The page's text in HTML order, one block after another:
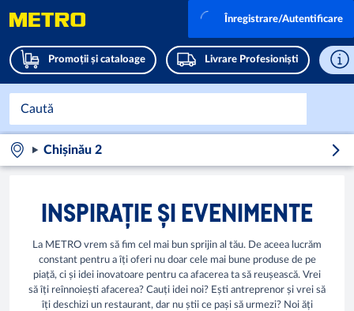
Promoții și cataloage Livrare Profesioniști
Înregistrare/Autentificare
Chișinău 2
INSPIRAȚIE ȘI EVENIMENTE
La METRO vrem să fim cel mai bun sprijin al tău. De aceea lucrăm
constant pentru a îți oferi nu doar cele mai bune produse de pe
piață, ci și idei inovatoare pentru ca afacerea ta să reușească. Vrei
să îți reînnoiești afacerea? Cauți idei noi? Ești antreprenor și vrei să
îți deschizi un restaurant, dar nu știi ce pași să urmezi? Noi ăți